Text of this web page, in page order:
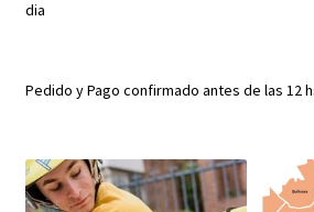
dia
Pedido y Pago confirmado antes de las 12